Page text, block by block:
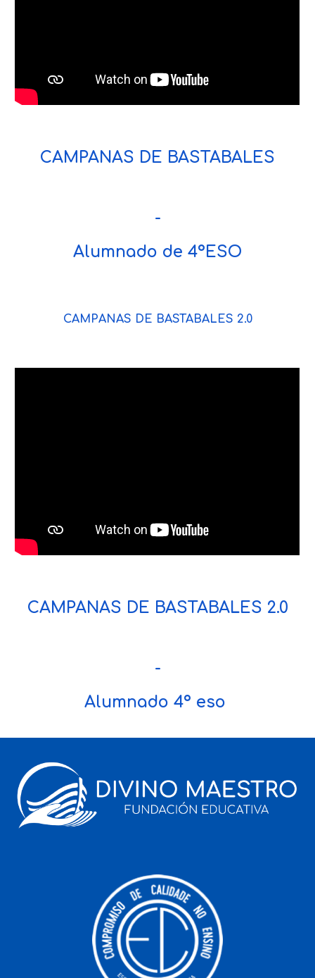
CAMPANAS DE BASTABALES
-
Alumnado de 4ºESO
CAMPANAS DE BASTABALES 2.0
CAMPANAS DE BASTABALES 2.0
-
Alumnado 4º eso